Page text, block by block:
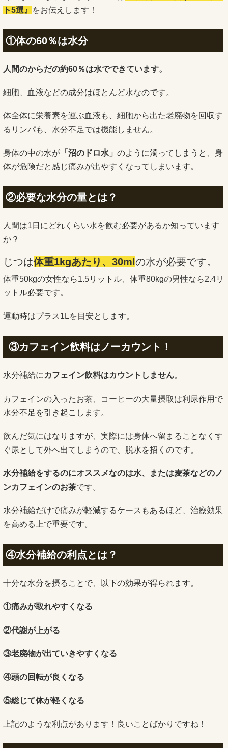
ト5選』
をお伝えします！
①体の60％は水分
人間のからだの約60％は水でできています。
細胞、血液などの成分はほとんど水なのです。
体全体に栄養素を運ぶ血液も、細胞から出た老廃物を回収す
るリンパも、水分不足では機能しません。
身体の中の水が 「沼のドロ水」 のように濁ってしまうと、身
体が危険だと感じ痛みが出やすくなってしまいます。
②必要な水分の量とは？
人間は1日にどれくらい水を飲む必要があるか知っています
か？
じつは体重1kgあたり、30ml の水が必要です。
体重50kgの女性なら1.5リットル、体重80kgの男性なら2.4リ
ットル必要です。
運動時はプラス1Lを目安とします。
③カフェイン飲料はノーカウント！
水分補給にカフェイン飲料はカウントしません。
カフェインの入ったお茶、コーヒーの大量摂取は利尿作用で
水分不足を引き起こします。
飲んだ気にはなりますが、実際には身体へ留まることなくす
ぐ尿として外へ出てしまうので、脱水を招くのです。
水分補給をするのにオススメなのは水、または麦茶などのノ
ンカフェインのお茶です。
水分補給だけで痛みが軽減するケースもあるほど、治療効果
を高める上で重要です。
④水分補給の利点とは？
十分な水分を摂ることで、以下の効果が得られます。
①痛みが取れやすくなる
②代謝が上がる
③老廃物が出ていきやすくなる
④頭の回転が良くなる
⑤総じて体が軽くなる
上記のような利点があります！良いことばかりですね！